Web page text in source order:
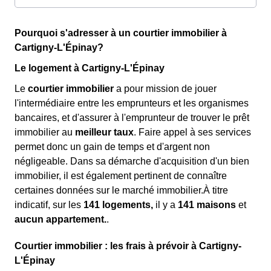
Pourquoi s'adresser à un courtier immobilier à
Cartigny-L'Épinay?
Le logement à Cartigny-L'Épinay
Le courtier immobilier a pour mission de jouer
l'intermédiaire entre les emprunteurs et les organismes
bancaires, et d'assurer à l'emprunteur de trouver le prêt
immobilier au meilleur taux. Faire appel à ses services
permet donc un gain de temps et d'argent non
négligeable. Dans sa démarche d'acquisition d'un bien
immobilier, il est également pertinent de connaître
certaines données sur le marché immobilier.À titre
indicatif, sur les 141 logements, il y a 141 maisons et
aucun appartement..
Courtier immobilier : les frais à prévoir à Cartigny-
L'Épinay